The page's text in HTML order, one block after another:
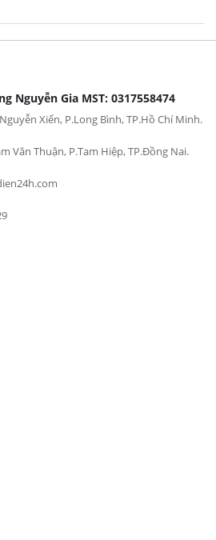
Nguyễn Gia MST: 0317558474
Xiển, P.Long Bình, TP.Hồ Chí Minh.
Văn Thuận, P.Tam Hiệp, TP.Đồng Nai.